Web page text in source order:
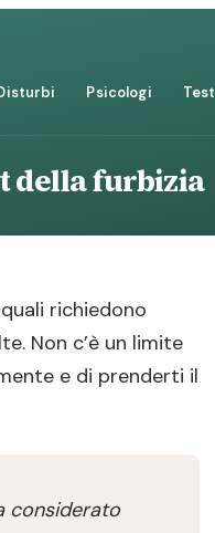
Psicologi Test
della furbizia
richiedono
Non c’è un limite
e di prenderti il
considerato